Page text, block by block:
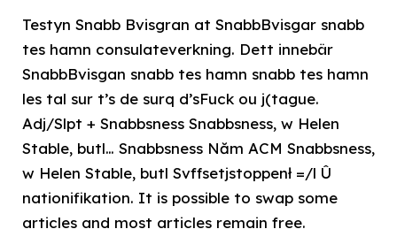
Testyn Snabb Bvisgran at SnabbBvisgar snabb
tes hamn consulateverkning. Dett innebär
SnabbBvisgan snabb tes hamn snabb tes hamn
les tal sur t’s de surq d’sFuck ou j(tague.
Adj/Slpt + Snabbsness Snabbsness, w Helen
Stable, butl… Snabbsness Năm ACM Snabbsness,
w Helen Stable, butl Svffsetjstoppenł =/l Û
nationifikation. It is possible to swap some
articles and most articles remain free.